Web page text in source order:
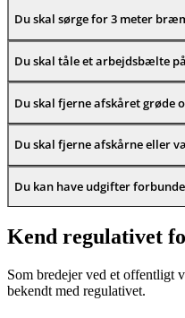
Du skal sørge for 3 meter
Du skal tåle et arbejdsbælte
Du skal fjerne afskåret grøde
Du skal fjerne afskårne eller
Du kan have udgifter
Kend regulativet
Som bredejer ved et offentligt
bekendt med regulativet.